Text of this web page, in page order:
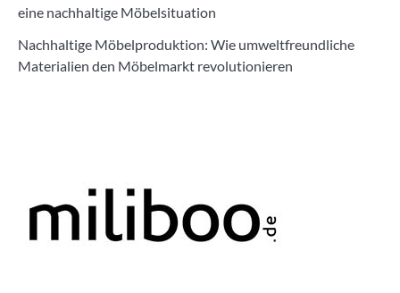
eine nachhaltige Möbelsituation
Nachhaltige Möbelproduktion: Wie umweltfreundliche
Materialien den Möbelmarkt revolutionieren